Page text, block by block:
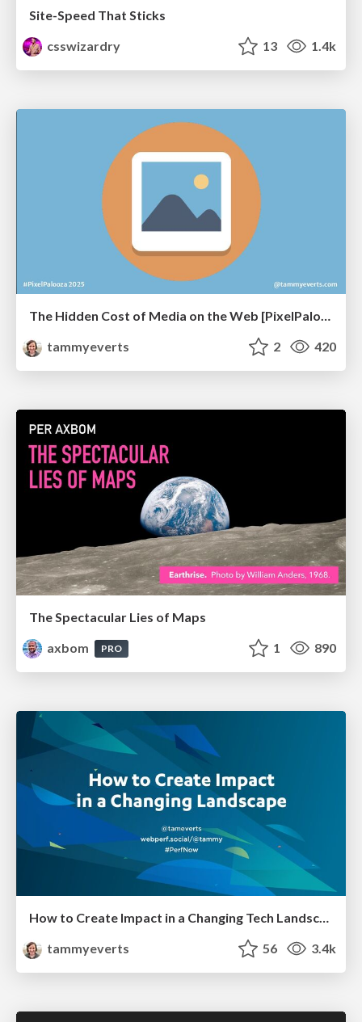
Site-Speed That Sticks
csswizardry
13 1.4k
The Hidden Cost of Media on the Web [PixelPalooza 2025]
tammyeverts
2 420
The Spectacular Lies of Maps
axbom
PRO 1 890
How to Create Impact in a Changing Tech Landscape [PerfNow 2023]
tammyeverts
56 3.4k